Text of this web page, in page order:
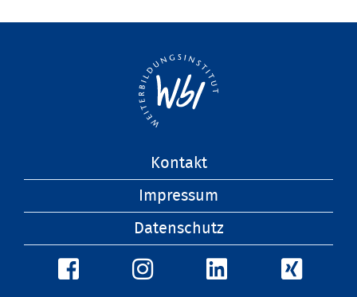
Kontakt
Impressum
Datenschutz